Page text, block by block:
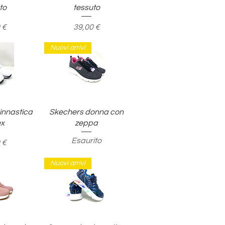
€
tessuto
Prezzo
39,00 €
€
Vista rapida
Nuovi arrivi
Skechers donna con
zeppa
Esaurito
Nuovi arrivi